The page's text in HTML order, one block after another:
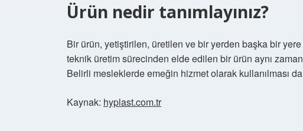
Ürün nedir tanımlayınız?
Bir ürün, yetiştirilen, üretilen ve bir yerden başka bir
teknik üretim sürecinden elde edilen bir ürün aynı
Belirli mesleklerde emeğin hizmet olarak kullanılması
Kaynak: hyplast.com.tr